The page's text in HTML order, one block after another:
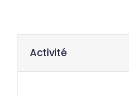
Activité